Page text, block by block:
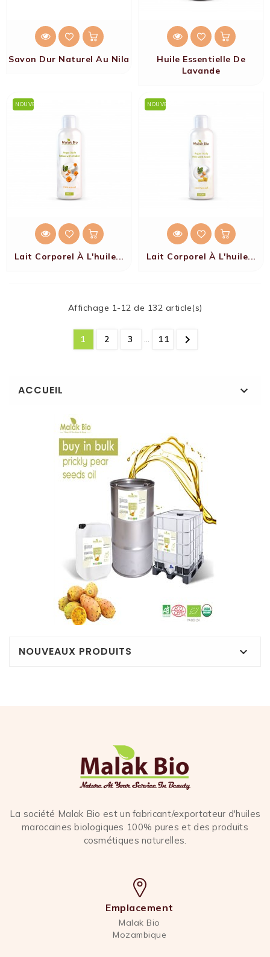
Savon Dur Naturel Au Nila
Huile Essentielle De
Lavande
NOUVEAU
Lait Corporel À L'huile...
NOUVEAU
Lait Corporel À L'huile...
Affichage 1-12 de 132 article(s)
1 2 3 … 11 
ACCUEIL 
NOUVEAUX PRODUITS 
La société Malak Bio est un fabricant/exportateur d'huiles
marocaines biologiques 100% pures et des produits
cosmétiques naturelles.
Emplacement
Malak Bio
Mozambique